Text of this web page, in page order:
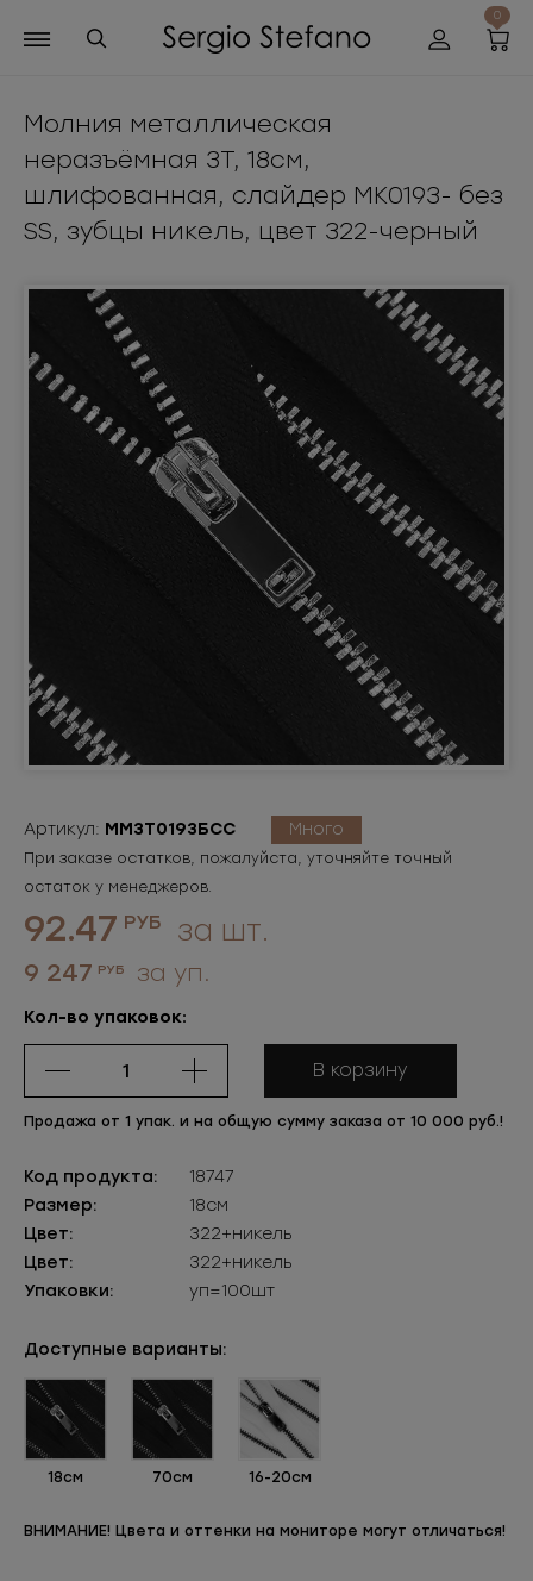
0
Молния металлическая
неразъёмная 3Т, 18см,
шлифованная, слайдер MK0193- без
SS, зубцы никель, цвет 322-черный
Артикул: ММ3Т0193БСС Много
При заказе остатков, пожалуйста, уточняйте точный
остаток у менеджеров.
92.47 РУБ за шт.
9 247 РУБ за уп.
Кол-во упаковок:
В корзину
Продажа от 1 упак. и на общую сумму заказа от 10 000 руб.!
Код продукта:
18747
Размер:
18см
Цвет:
322+никель
Цвет:
322+никель
Упаковки:
уп=100шт
Доступные варианты:
18см 70см 16-20см
ВНИМАНИЕ! Цвета и оттенки на мониторе могут отличаться!